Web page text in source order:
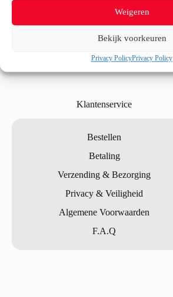
Weigeren
Bekijk voorkeuren
Privacy PolicyPrivacy Policy
Klantenservice
Bestellen
Betaling
Verzending & Bezorging
Privacy & Veiligheid
Algemene Voorwaarden
F.A.Q